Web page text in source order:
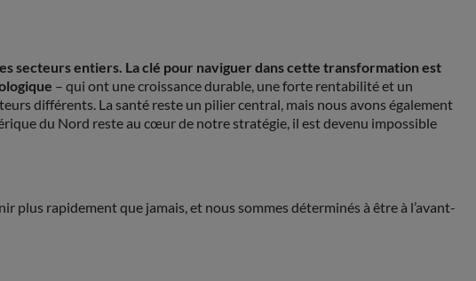
secteurs entiers. La clé pour naviguer dans cette transformation est
– qui ont une croissance durable, une forte rentabilité et un
différents. La santé reste un pilier central, mais nous avons également
du Nord reste au cœur de notre stratégie, il est devenu impossible
plus rapidement que jamais, et nous sommes déterminés à être à l’avant-